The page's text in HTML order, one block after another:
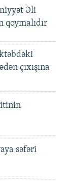
Əli
qoymalıdır
çıxışına
səfəri